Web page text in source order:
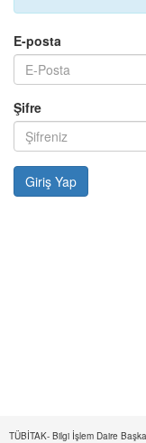
E-posta
Şifre
TÜBİTAK- Bilgi İşlem Daire